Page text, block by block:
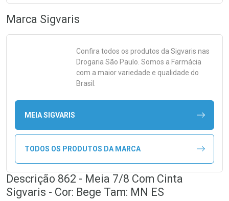
Marca Sigvaris
Confira todos os produtos da Sigvaris nas
Drogaria São Paulo. Somos a Farmácia
com a maior variedade e qualidade do
Brasil.
MEIA SIGVARIS
TODOS OS PRODUTOS DA MARCA
Descrição 862 - Meia 7/8 Com Cinta
Sigvaris - Cor: Bege Tam: MN ES